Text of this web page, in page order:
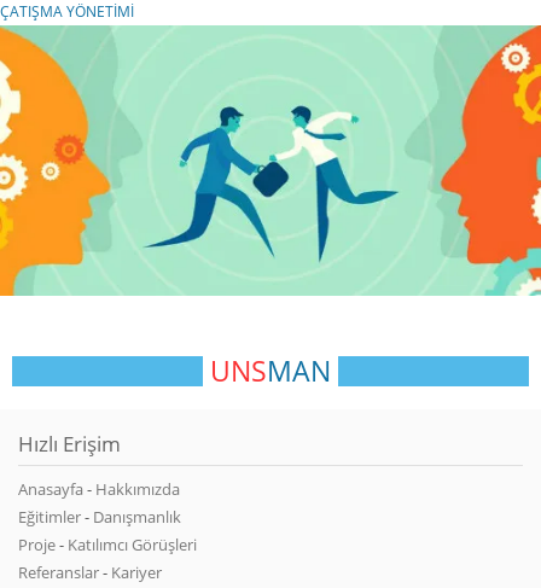
ÇATIŞMA YÖNETİMİ
UNSMAN
Hızlı Erişim
Anasayfa - Hakkımızda
Eğitimler- Danışmanlık
Proje- Katılımcı Görüşleri
Referanslar- Kariyer